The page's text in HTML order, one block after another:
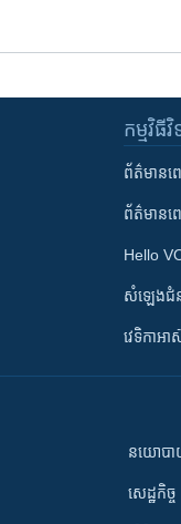
កម្មវិធី​វិ
ព័ត៌មាន​ព
ព័ត៌មាន​​ព
Hello
សំឡេង​ជំន
វេទិកា​អា
នយោប
សេដ្ឋកិច្ច